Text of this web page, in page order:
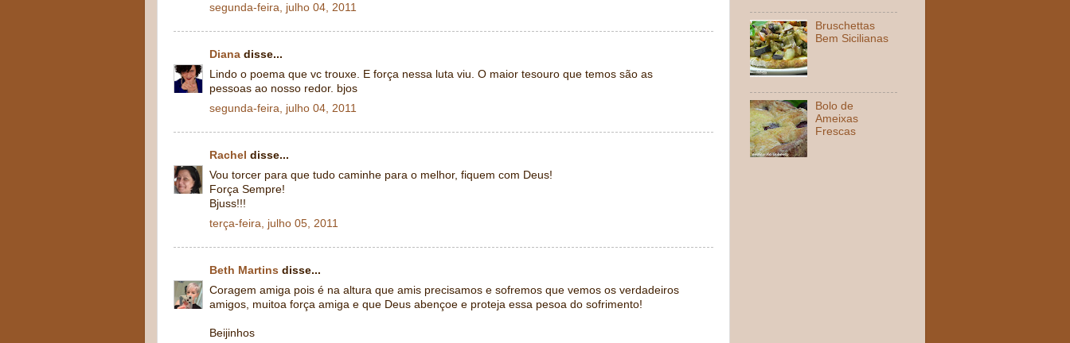
segunda-feira, julho 04, 2011
Diana disse...
Lindo o poema que vc trouxe. E força nessa luta viu. O maior tesouro que temos são as
pessoas ao nosso redor. bjos
segunda-feira, julho 04, 2011
Rachel disse...
Vou torcer para que tudo caminhe para o melhor, fiquem com Deus!
Força Sempre!
Bjuss!!!
terça-feira, julho 05, 2011
Beth Martins disse...
Coragem amiga pois é na altura que amis precisamos e sofremos que vemos os verdadeiros
amigos, muitoa força amiga e que Deus abençoe e proteja essa pesoa do sofrimento!
Beijinhos
Bruschettas
Bem Sicilianas
Bolo de
Ameixas
Frescas